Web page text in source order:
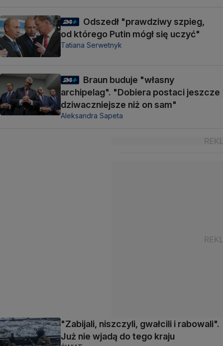
Odszedł "prawdziwy szpieg,
od którego Putin mógł się uczyć"
Tatiana Serwetnyk
Braun buduje "własny
archipelag". "Dobiera postaci jeszcze
dziwaczniejsze niż on sam"
Aleksandra Sapeta
"Zabijali, niszczyli, gwałcili i rabowali".
Już nie wjadą do tego kraju